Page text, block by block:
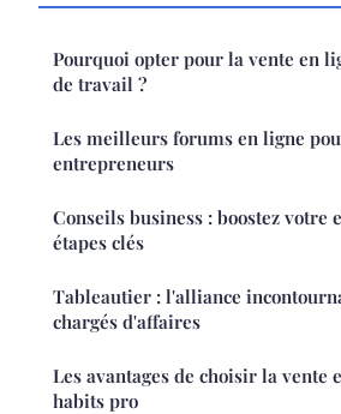
Pourquoi opter pour la vente en
de travail ?
Les meilleurs forums en ligne
entrepreneurs
Conseils business : boostez votre
étapes clés
Tableautier : l'alliance
chargés d'affaires
Les avantages de choisir la vente
habits pro